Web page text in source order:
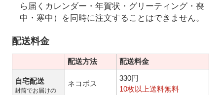
ら届くカレンダー・年賀状・グリーティング・喪
中・寒中）を同時に注文することはできません。
配送料金
配送方法 配送料金
自宅配送
封筒でお届けの
ネコポス
330円
10枚以上送料無料